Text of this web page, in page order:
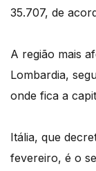
35.707, de
A região mais
Lombardia,
onde fica a
Itália, que
fevereiro, é o